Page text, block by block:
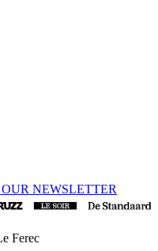
NEWSLETTER
Ferec